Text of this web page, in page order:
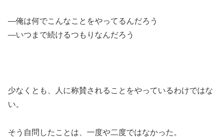
―俺は何でこんなことをやってるんだろう
―いつまで続けるつもりなんだろう
少なくとも、人に称賛されることをやっているわけではな
い。
そう自問したことは、一度や二度ではなかった。